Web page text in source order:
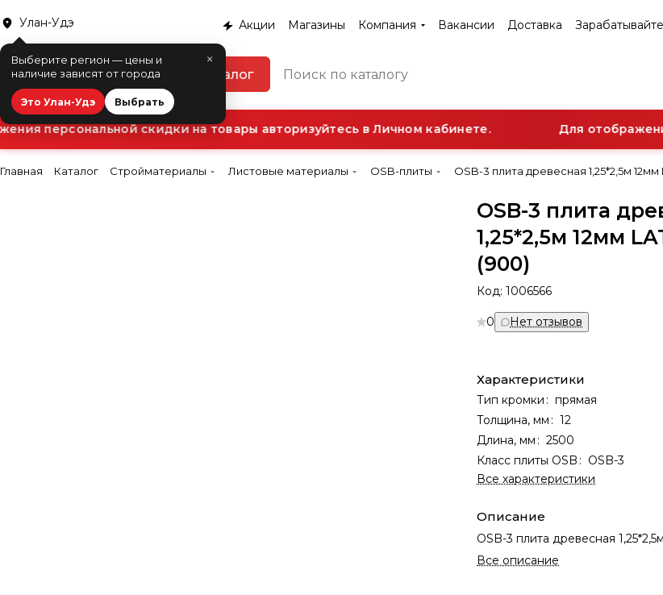
Улан-Удэ
×
Выберите регион — цены и
наличие зависят от города
Это Улан-Удэ Выбрать
Акции Магазины Компания Вакансии Доставка
Каталог
персональной скидки на товары авторизуйтесь в Личном кабинете. Для
Главная Каталог Стройматериалы Листовые материалы OSB-плиты OSB-3 плита древесная 1,25*2,5м 12мм
OSB-3 плита
1,25*2,5м 12мм
(900)
Код:1006566
0 Нет отзывов
Характеристики
Тип кромки : прямая
Толщина, мм : 12
Длина, мм : 2500
Класс плиты OSB : OSB-3
Все характеристики
Описание
OSB-3 плита древесная
Все описание